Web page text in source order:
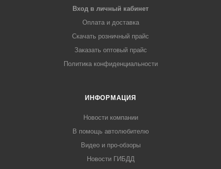
Вход в личный кабинет
Оплата и доставка
Скачать розничный прайс
Заказать оптовый прайс
Политика конфиденциальности
ИНФОРМАЦИЯ
Новости компании
В помощь автолюбителю
Видео и про-обзоры
Новости ГИБДД